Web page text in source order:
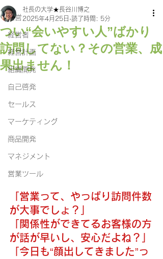
経営
経営者
経営計画
組織開発
自己啓発
セールス
マーケティング
商品開発
マネジメント
営業ツール
つい“会いやすい人”ばかり
訪問してない？その営業、成
果出ません！
社長の大学★長谷川博之
2025年4月25日 読了時間: 5分
「営業って、やっぱり訪問件数
が大事でしょ？」
「関係性ができてるお客様の方
が話が早いし、安心だよね？」
「今日も“顔出してきました”っ